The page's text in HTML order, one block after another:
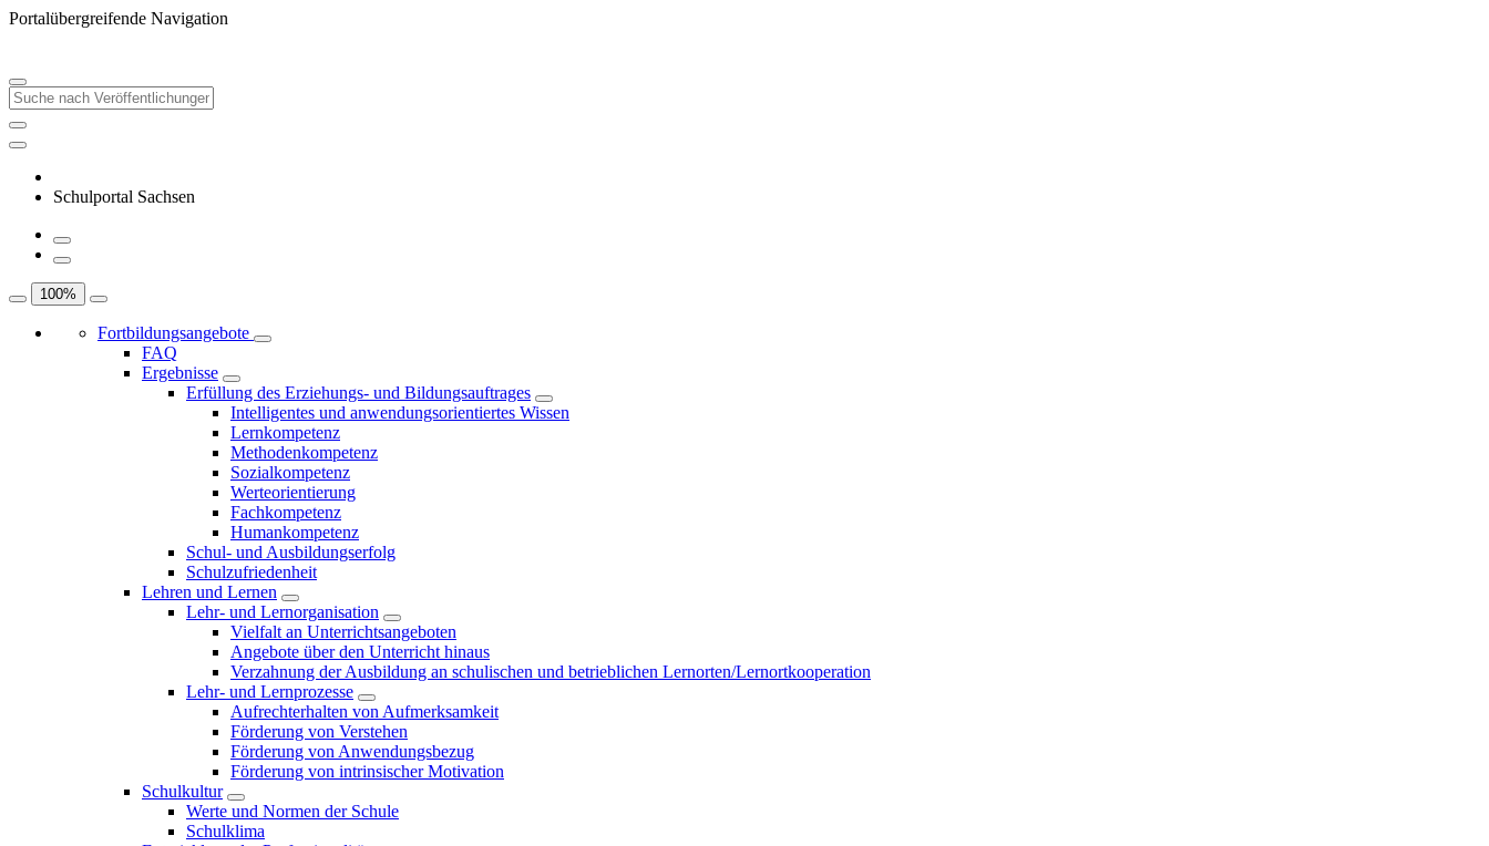
Portalübergreifende Navigation
Schulportal Sachsen
100%
Fortbildungsangebote
FAQ
Ergebnisse
Erfüllung des Erziehungs- und Bildungsauftrages
Intelligentes und anwendungsorientiertes Wissen
Lernkompetenz
Methodenkompetenz
Sozialkompetenz
Werteorientierung
Fachkompetenz
Humankompetenz
Schul- und Ausbildungserfolg
Schulzufriedenheit
Lehren und Lernen
Lehr- und Lernorganisation
Vielfalt an Unterrichtsangeboten
Angebote über den Unterricht hinaus
Verzahnung der Ausbildung an schulischen und betrieblichen Lernorten/Lernortkooperation
Lehr- und Lernprozesse
Aufrechterhalten von Aufmerksamkeit
Förderung von Verstehen
Förderung von Anwendungsbezug
Förderung von intrinsischer Motivation
Schulkultur
Werte und Normen der Schule
Schulklima